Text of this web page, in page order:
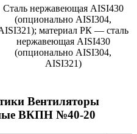
Сталь нержавеющая AISI430
(опционально AISI304,
материал РК — сталь
нержавеющая AISI430
(опционально AISI304,
AISI321)
Вентиляторы
ВКПН №40-20